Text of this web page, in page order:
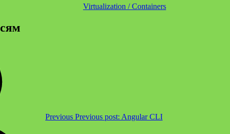
Virtualization / Containers
Previous Previous post: Angular CLI